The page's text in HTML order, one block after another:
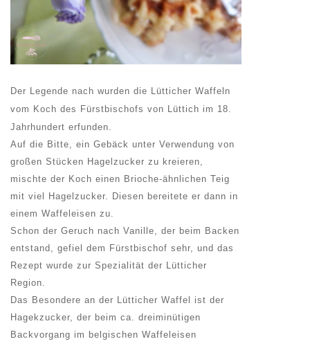
Der Legende nach wurden die Lütticher Waffeln
vom Koch des Fürstbischofs von Lüttich im 18.
Jahrhundert erfunden.
Auf die Bitte, ein Gebäck unter Verwendung von
großen Stücken Hagelzucker zu kreieren,
mischte der Koch einen Brioche-ähnlichen Teig
mit viel Hagelzucker. Diesen bereitete er dann in
einem Waffeleisen zu.
Schon der Geruch nach Vanille, der beim Backen
entstand, gefiel dem Fürstbischof sehr, und das
Rezept wurde zur Spezialität der Lütticher
Region.
Das Besondere an der Lütticher Waffel ist der
Hagekzucker, der beim ca. dreiminütigen
Backvorgang im belgischen Waffeleisen